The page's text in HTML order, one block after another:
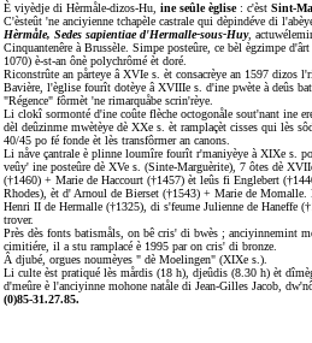
È viyèdje di Hèrmåle-dizos-Hu, ine seûle èglise: c'èst Sint-
C'èsteût 'ne anciyienne tchapèle castrale qui dèpindéve di
Hèrmåle, Sedes sapientiae d'Hermalle-sous-Huy,
Cinquantenêre à Brussèle. Simpe posteûre, ce bèl ègzimpe
1070) è-st-an ônè polychrômé èt doré.
Riconstrûte an pårteye â XVIe s. èt consacrèye an 1597 dizos
Bavière, l'èglise fourît dotèye â XVIIIe s. d'ine pwète à deûs
"Régence" fôrmèt 'ne rimarquåbe scrin'rèye.
Li clokî sormonté d'ine coûte flèche octogonåle sout'nant ine
dèl deûzinme mwètèye dè XXe s. èt ramplaçèt cisses qui lès
40/45 po fé fonde èt lès transfôrmer an canons.
Li nåve çantrale è plinne loumîre fourît r'maniyèye à XIXe s.
veûy' ine posteûre dè XVe s. (Sinte-Marguèrite), 7 ôtes dè
(†1460) + Marie de Haccourt (†1457) èt leûs fi Englebert
Rhodes), èt d' Arnoul de Bierset (†1543) + Marie de
Henri II de Hermalle (†1325), di s'feume Julienne de Haneffe
trover.
Près dès fonts batismåls, on bê cris' di bwès ; anciyinnemint
cimitiére, il a stu ramplacé è 1995 par on cris' di bronze.
Â djubé, orgues noumèyes " dè Moelingen" (XIXe s.).
Li culte èst pratiqué lès mårdis (18 h), djeûdis (8.30 h) èt
d'meûre è l'anciyinne mohone natåle di Jean-Gilles Jacob,
(0)85-31.27.85.